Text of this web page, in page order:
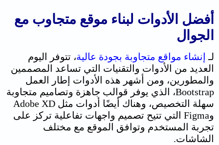
أفضل الأدوات لبناء موقع متجاوب مع
الجوال
لـ إنشاء مواقع متجاوبة بجودة عالية، تتوفر اليوم
العديد من الأدوات والتقنيات التي تساعد المصممين
والمطورين، ومن أشهر هذه الأدوات إطار العمل
Bootstrap، الذي يوفر قوالب جاهزة وتصاميم متجاوبة
سهلة التخصيص، وهناك أيضًا أدوات مثل Adobe XD
وFigma التي تتيح تصميم واجهات تفاعلية تركز على
تجربة المستخدم وتوافق الموقع مع مختلف
الشاشات.